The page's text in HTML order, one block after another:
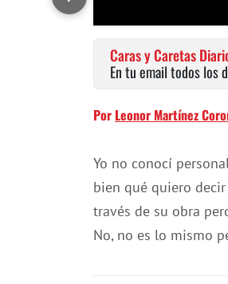
Caras y Caretas
En tu email todos los
Por Leonor Martínez
Yo no conocí
bien qué quiero
través de su obra
No, no es lo mismo